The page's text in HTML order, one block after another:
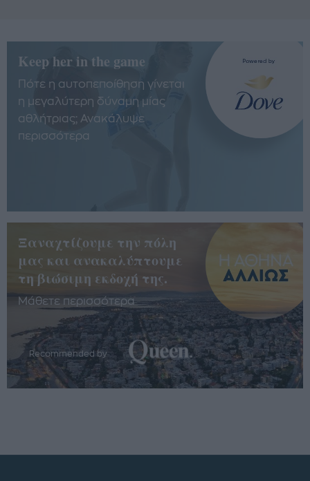
Keep her in the game
Πότε η αυτοπεποίθηση γίνεται
η μεγαλύτερη δύναμη μίας
αθλήτριας; Ανακάλυψε
περισσότερα
Ξαναχτίζουμε την πόλη
μας και ανακαλύπτουμε
τη βιώσιμη εκδοχή της.
Μάθετε περισσότερα
Recommended by